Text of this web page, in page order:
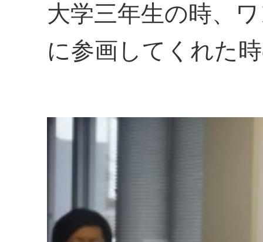
大学三年生の時、
に参画してくれた